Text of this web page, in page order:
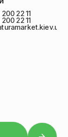
22 11
22 11